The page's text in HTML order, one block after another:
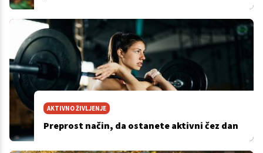
AKTIVNO ŽIVLJENJE
Preprost način, da ostanete aktivni čez dan